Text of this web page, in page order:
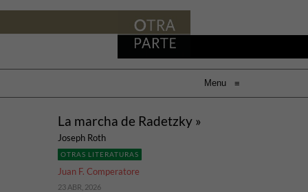
Menu ≡
La marcha de Radetzky »
Joseph Roth
OTRAS LITERATURAS
Juan F. Comperatore
23 ABR, 2026